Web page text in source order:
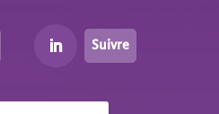
Suivre